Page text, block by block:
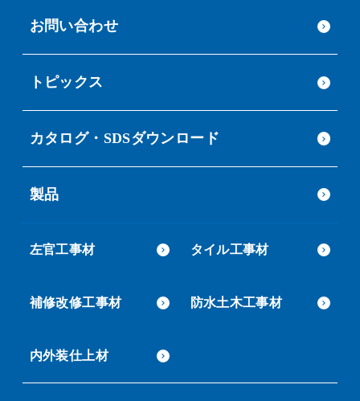
お問い合わせ
トピックス
カタログ・SDSダウンロード
製品
左官工事材 タイル工事材
補修改修工事材 防水土木工事材
内外装仕上材